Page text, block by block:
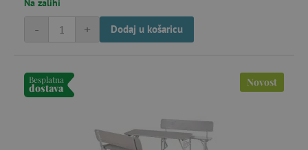
Na zalihi
+
- Dodaj u košaricu
Besplatna
dostava Novost